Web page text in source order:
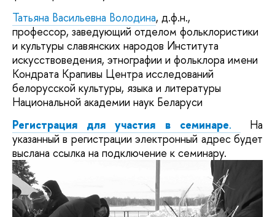
Татьяна Васильевна Володина, д.ф.н.,
профессор, заведующий отделом фольклористики
и культуры славянских народов Института
искусствоведения, этнографии и фольклора имени
Кондрата Крапивы Центра исследований
белорусской культуры, языка и литературы
Национальной академии наук Беларуси
Регистрация для участия в семинаре.
На
указанный в регистрации электронный адрес будет
выслана ссылка на подключение к семинару.